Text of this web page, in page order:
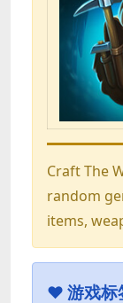
Craft The
random
items,
♥ 游戏